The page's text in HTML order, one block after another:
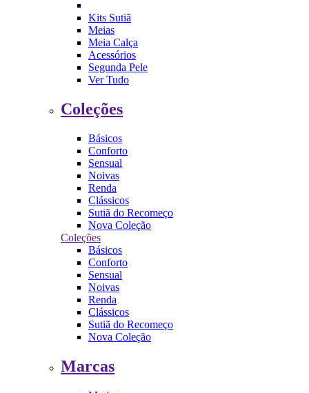
Kits Sutiã
Meias
Meia Calça
Acessórios
Segunda Pele
Ver Tudo
Coleções
Básicos
Conforto
Sensual
Noivas
Renda
Clássicos
Sutiã do Recomeço
Nova Coleção
Coleções
Básicos
Conforto
Sensual
Noivas
Renda
Clássicos
Sutiã do Recomeço
Nova Coleção
Marcas